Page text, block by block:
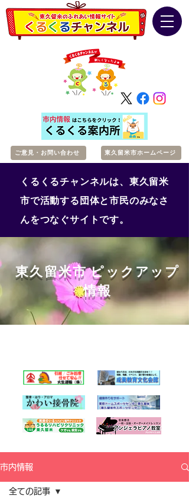
ご意見・お問い合わせ 東久留米市ホームページ
くるくるチャンネルは、東久留米
市で活動する団体と市民のみなさ
んをつなぐサイトです。
東久留米市 ピックアップ
情報
市内情報
全ての記事